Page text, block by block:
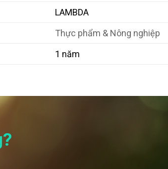
LAMBDA
Thực phẩm & Nông nghiệp
1 năm